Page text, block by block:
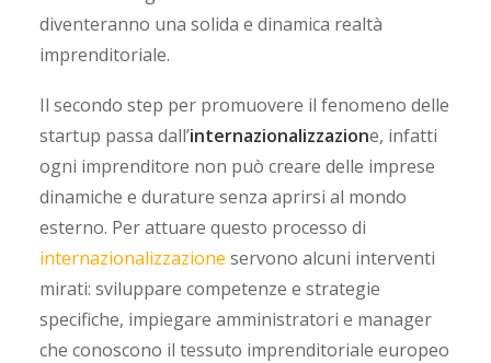
diventeranno una solida e dinamica realtà
imprenditoriale.
Il secondo step per promuovere il fenomeno delle
startup passa dall’internazionalizzazione, infatti
ogni imprenditore non può creare delle imprese
dinamiche e durature senza aprirsi al mondo
esterno. Per attuare questo processo di
internazionalizzazione servono alcuni interventi
mirati: sviluppare competenze e strategie
specifiche, impiegare amministratori e manager
che conoscono il tessuto imprenditoriale europeo